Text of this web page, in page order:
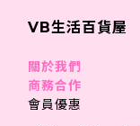
VB生活百貨屋
關於我們
商務合作
會員優惠